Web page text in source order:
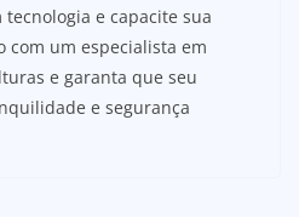
e capacite sua
com um especialista em
e garanta que seu
e segurança